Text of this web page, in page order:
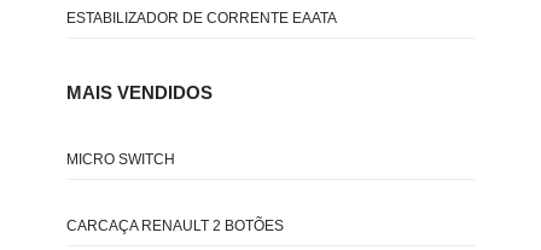
ESTABILIZADOR DE CORRENTE EAATA
MAIS VENDIDOS
MICRO SWITCH
CARCAÇA RENAULT 2 BOTÕES